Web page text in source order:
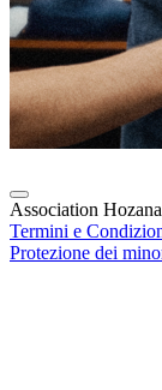
Association
Termini e
Protezione dei